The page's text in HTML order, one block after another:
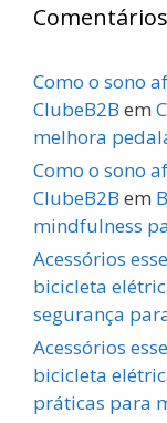
Comentários
Como o sono
ClubeB2B em
melhora
Como o sono
ClubeB2B em
mindfulness
Acessórios
bicicleta
segurança
Acessórios
bicicleta
práticas para